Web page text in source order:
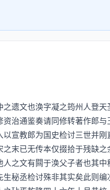
文也涣字凝之筠州人登天
治通鉴奏请同修转著作郎
宣教郎为国史检讨三世并
末已无传本仅掇拾于残缺
之文有闗于涣父子者也其
秘丞检讨殊非其实矣此则